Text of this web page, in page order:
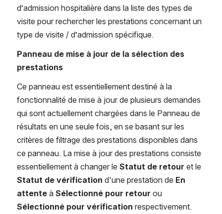
d’admission hospitalière dans la liste des types de
visite pour rechercher les prestations concernant un
type de visite / d’admission spécifique.
Panneau de mise à jour de la sélection des
prestations
Ce panneau est essentiellement destiné à la
fonctionnalité de mise à jour de plusieurs demandes
qui sont actuellement chargées dans le Panneau de
résultats en une seule fois, en se basant sur les
critères de filtrage des prestations disponibles dans
ce panneau. La mise à jour des prestations consiste
essentiellement à changer le Statut de retour
Statut de vérification d'une prestation de En
attente à Sélectionné pour retour
Sélectionné pour vérification respectivement.